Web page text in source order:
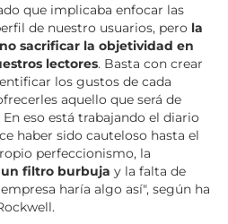
que implicaba enfocar las
de nuestro usuarios, pero la
sacrificar la objetividad en
lectores. Basta con crear
los gustos de cada
aquello que será de
eso está trabajando el diario
haber sido cauteloso hasta el
perfeccionismo, la
filtro burbuja y la falta de
haría algo así", según ha